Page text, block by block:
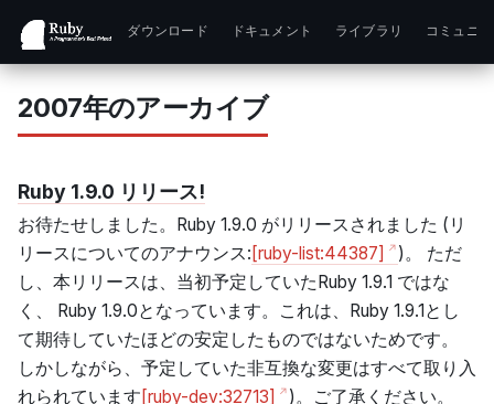
ダウンロード ドキュメント ライブラリ コミュニ
2007年のアーカイブ
Ruby 1.9.0 リリース!
お待たせしました。Ruby 1.9.0 がリリースされました (リ
リースについてのアナウンス: [ruby-list:44387]
)。 ただ
し、本リリースは、当初予定していたRuby 1.9.1 ではな
く、 Ruby 1.9.0となっています。これは、Ruby 1.9.1とし
て期待していたほどの安定したものではないためです。
しかしながら、予定していた非互換な変更はすべて取り入
れられています [ruby-dev:32713] )。ご了承ください。